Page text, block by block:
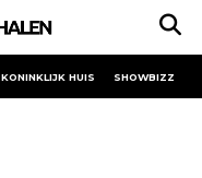
KONINKLIJK HUIS SHOWBIZZ